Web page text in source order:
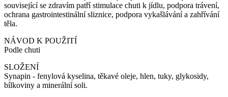
související se zdravím patří stimulace chuti k jídlu, podpora trávení,
ochrana gastrointestinální sliznice, podpora vykašlávání a zahřívání
těla.
NÁVOD K POUŽITÍ
Podle chuti
SLOŽENÍ
Synapin - fenylová kyselina, těkavé oleje, hlen, tuky, glykosidy,
bílkoviny a minerální soli.